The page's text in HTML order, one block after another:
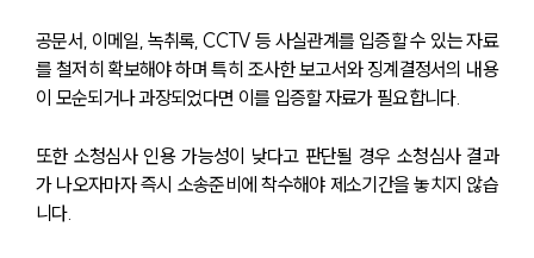
공문서, 이메일, 녹취록, CCTV 등 사실관계를 입증할 수 있는 자료
를 철저히 확보해야 하며 특히 조사한 보고서와 징계결정서의 내용
이 모순되거나 과장되었다면 이를 입증할 자료가 필요합니다.
또한 소청심사 인용 가능성이 낮다고 판단될 경우 소청심사 결과
가 나오자마자 즉시 소송준비에 착수해야 제소기간을 놓치지 않습
니다.